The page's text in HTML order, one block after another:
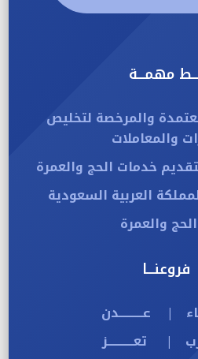
مهمـــة
والمرخصة لتخليص
والمعاملات
خدمات الحج والعمرة
العربية السعودية
والعمرة
فروعنـــا
| عــــــــــدن
| تعـــــــــــز